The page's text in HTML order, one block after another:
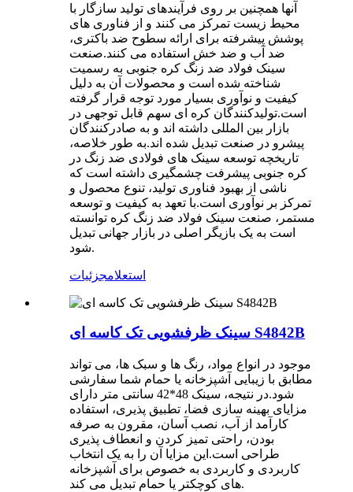
آنها همچنین بر روی فرآیندهای تولید سازگار با
محیط زیست تمرکز می کنند و از فناوری های
پوشش پیشرفته برای ارائه سطوح ضد باکتری،
ضد آب و ضد خش استفاده می کنند.صنعت
سینک فولاد ضد زنگ کره جنوبی به رسمیت
شناخته شده است و محصولات آن به دلیل
کیفیت و نوآوری بسیار مورد توجه قرار گرفته
است.تولیدکنندگان کره ای سهم قابل توجهی در
بازار بین المللی داشته اند و به صادرکنندگان
پیشرو در صنعت تبدیل شده اند.به طور خلاصه،
تاریخچه توسعه سینک های فولادی ضد زنگ در
کره جنوبی پیشرفت چشمگیری داشته است که
ناشی از بهبود فناوری تولید، تنوع محصول و
تمرکز بر نوآوری است.با تعهد به کیفیت و توسعه
مستمر، صنعت سینک فولاد ضد زنگ کره توانسته
است به یک بازیگر اصلی در بازار جهانی تبدیل
شود.
استعلامجزئیات
سینک ظرفشویی تک کاسه ای S4842B
موجود در انواع مواد، رنگ ها و سبک ها، می تواند
مطابق با زیبایی آشپزخانه یا حمام شما سفارشی
شود.در نتیجه، سینک 48*42 سانتی متر دارای
مزایای بهینه سازی فضا، تطبیق پذیری، استفاده
کارآمد از آب، نصب آسان، مقرون به صرفه
بودن، راحتی تمیز کردن و انعطاف پذیری
طراحی است.این مزایا آن را به یک انتخاب
کاربردی و کاربردی به خصوص برای آشپزخانه
های کوچکتر یا حمام تبدیل می کند.